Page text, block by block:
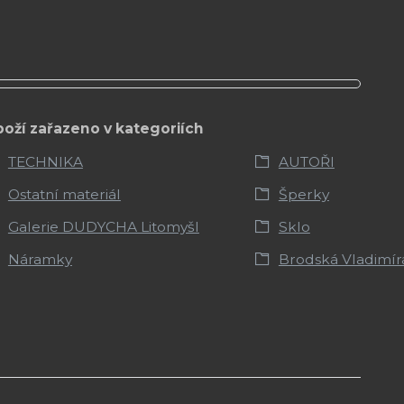
zařazeno v kategoriích
TECHNIKA
AUTOŘI
Ostatní materiál
Šperky
Galerie DUDYCHA Litomyšl
Sklo
Náramky
Brodská